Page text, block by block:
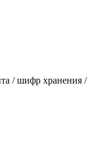
/ шифр хранения /